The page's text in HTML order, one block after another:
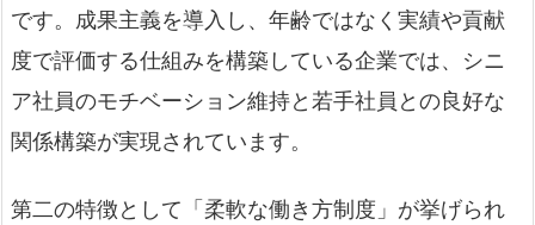
です。成果主義を導入し、年齢ではなく実績や貢献
度で評価する仕組みを構築している企業では、シニ
ア社員のモチベーション維持と若手社員との良好な
関係構築が実現されています。
第二の特徴として「柔軟な働き方制度」が挙げられ